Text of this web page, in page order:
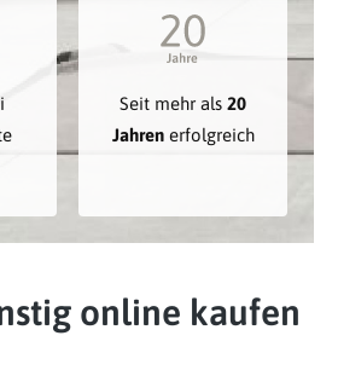
Seit mehr als 20
Jahrenerfolgreich
online kaufen